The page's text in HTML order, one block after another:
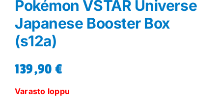
Pokémon VSTAR Universe
Japanese Booster Box
(s12a)
139,90 €
Varasto loppu